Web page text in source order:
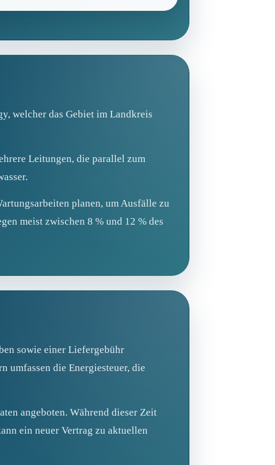
welcher das Gebiet im Landkreis
Leitungen, die parallel zum
planen, um Ausfälle zu
meist zwischen 8 % und 12 % des
sowie einer Liefergebühr
umfassen die Energiesteuer, die
angeboten. Während dieser Zeit
ein neuer Vertrag zu aktuellen